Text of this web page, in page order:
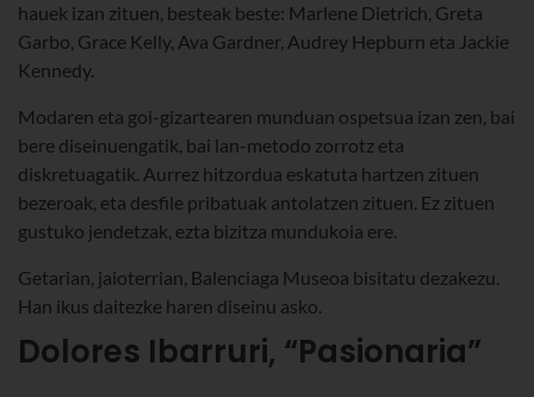
hauek izan zituen, besteak beste: Marlene Dietrich, Greta
Garbo, Grace Kelly, Ava Gardner, Audrey Hepburn eta Jackie
Kennedy.
Modaren eta goi-gizartearen munduan ospetsua izan zen, bai
bere diseinuengatik, bai lan-metodo zorrotz eta
diskretuagatik. Aurrez hitzordua eskatuta hartzen zituen
bezeroak, eta desfile pribatuak antolatzen zituen. Ez zituen
gustuko jendetzak, ezta bizitza mundukoia ere.
Getarian, jaioterrian, Balenciaga Museoa bisitatu dezakezu.
Han ikus daitezke haren diseinu asko.
Dolores Ibarruri, “Pasionaria”